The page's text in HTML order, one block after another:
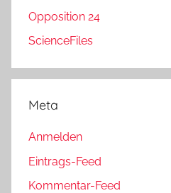
Opposition 24
ScienceFiles
Meta
Anmelden
Eintrags-Feed
Kommentar-Feed